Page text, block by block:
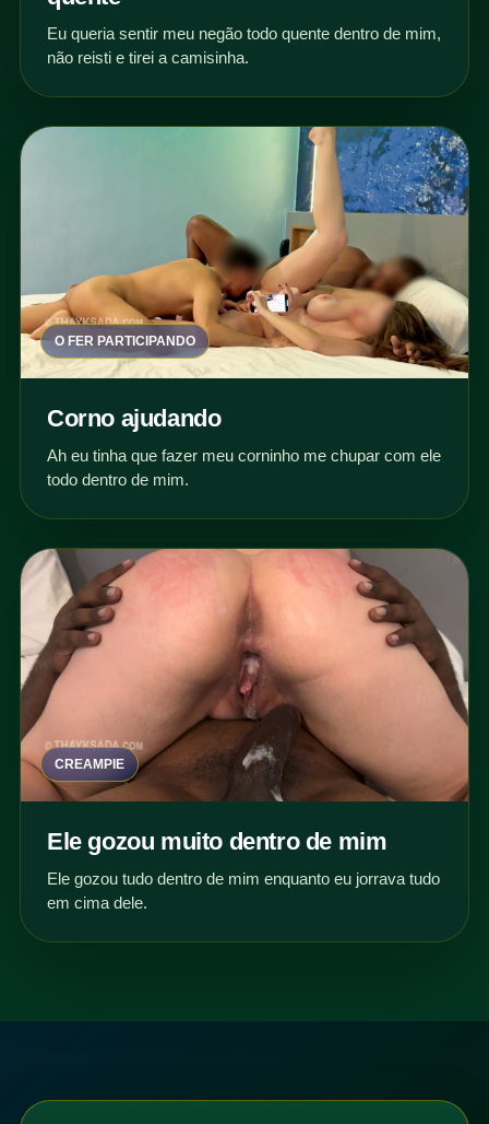
Eu queria sentir meu negão todo quente dentro de mim,
não reisti e tirei a camisinha.
O FER PARTICIPANDO
Corno ajudando
Ah eu tinha que fazer meu corninho me chupar com ele
todo dentro de mim.
CREAMPIE
Ele gozou muito dentro de mim
Ele gozou tudo dentro de mim enquanto eu jorrava tudo
em cima dele.